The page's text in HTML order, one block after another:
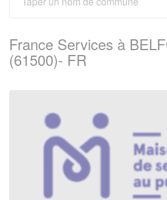
France Services à
(61500)- FR